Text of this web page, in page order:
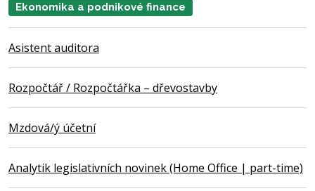
Ekonomika a podnikové finance
Asistent auditora
Rozpočtář / Rozpočtářka – dřevostavby
Mzdová/ý účetní
Analytik legislativních novinek (Home Office | part-time)